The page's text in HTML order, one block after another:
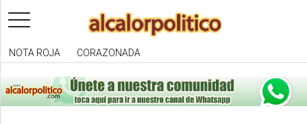
toggle
navigation
NOTA ROJA CORAZONADA